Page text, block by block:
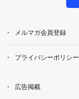
メルマガ会員登録
プライバシーポリシー
広告掲載